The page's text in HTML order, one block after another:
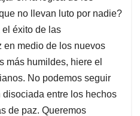
no llevan luto por nadie?
éxito de las
en medio de los nuevos
más humildes, hiere el
No podemos seguir
entre los hechos
de paz. Queremos